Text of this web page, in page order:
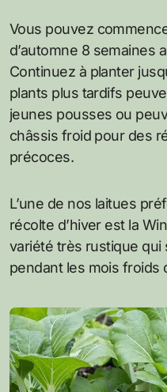
Vous pouvez
d’automne 8 semaines
Continuez à planter
plants plus tardifs
jeunes pousses ou
châssis froid pour des
précoces.
L’une de nos laitues
récolte d’hiver est la
variété très rustique
pendant les mois froids